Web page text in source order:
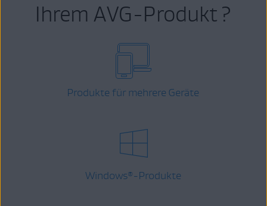
Ihrem AVG-Produkt ?
Produkte für mehrere Geräte
Windows® -Produkte